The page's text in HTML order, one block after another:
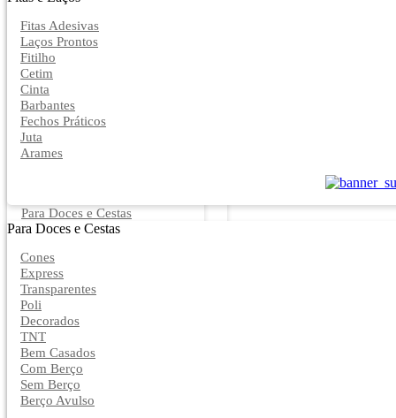
Fitas Adesivas
Laços Prontos
Fitilho
Cetim
Cinta
Barbantes
Fechos Práticos
Juta
Arames
Para Doces e Cestas
Para Doces e Cestas
Cones
Express
Transparentes
Poli
Decorados
TNT
Bem Casados
Com Berço
Sem Berço
Berço Avulso